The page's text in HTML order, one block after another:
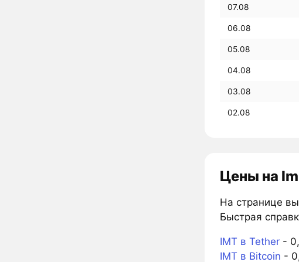
07.08
06.08
05.08
04.08
03.08
02.08
Цены на
На странице
Быстрая
IMT в Tether-
IMT в Bitcoin -